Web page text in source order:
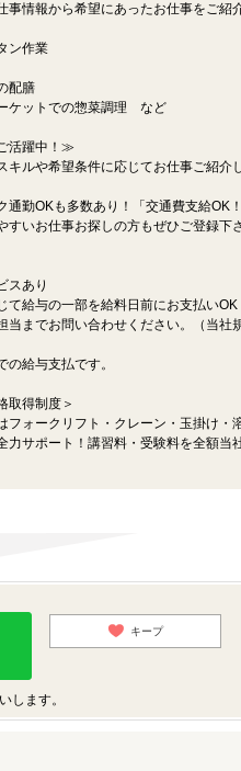
事情報から希望にあったお仕事をご紹
ン作業
配膳
ケットでの惣菜調理 など
活躍中！≫
キルや希望条件に応じてお仕事ご紹介
通勤OKも多数あり！「交通費支給OK！
すいお仕事お探しの方もぜひご登録下
スあり
て給与の一部を給料日前にお支払いOK
当までお問い合わせください。（当社
給与支払です。
取得制度＞
フォークリフト・クレーン・玉掛け・
力サポート！講習料・受験料を全額当
キープ
します。